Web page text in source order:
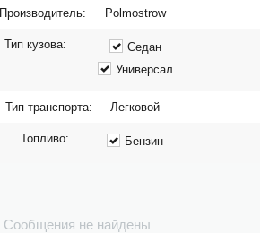
Производитель: Polmostrow
Тип кузова:
Седан
Универсал
Тип транспорта: Легковой
Топливо: Бензин
Сообщения не найдены